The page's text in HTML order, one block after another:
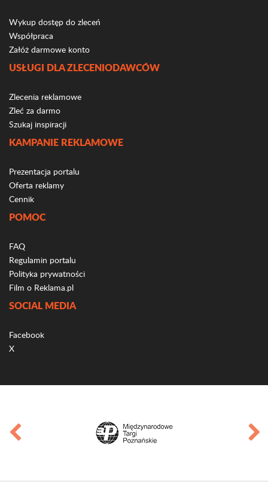
Wykup dostęp do zleceń
Współpraca
Załóż darmowe konto
USŁUGI DLA ZLECENIODAWCÓW
Zlecenia reklamowe
Zleć za darmo
Szukaj inspiracji
KAMPANIE REKLAMOWE
Prezentacja portalu
Oferta reklamy
Cennik
POMOC
FAQ
Regulamin portalu
Polityka prywatności
Film o Reklama.pl
SOCIAL MEDIA
Facebook
X